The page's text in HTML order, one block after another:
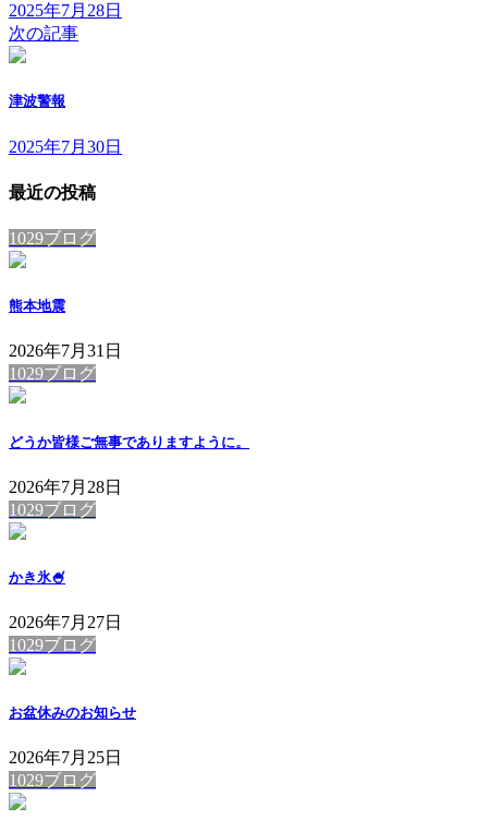
2025年7月28日
次の記事
津波警報
2025年7月30日
最近の投稿
1029ブログ
熊本地震
2026年7月31日
1029ブログ
どうか皆様ご無事でありますように。
2026年7月28日
1029ブログ
かき氷🍧
2026年7月27日
1029ブログ
お盆休みのお知らせ
2026年7月25日
1029ブログ